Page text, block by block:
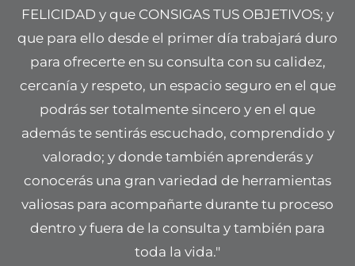
FELICIDAD y que CONSIGAS TUS OBJETIVOS; y
que para ello desde el primer día trabajará duro
para ofrecerte en su consulta con su calidez,
cercanía y respeto, un espacio seguro en el que
podrás ser totalmente sincero y en el que
además te sentirás escuchado, comprendido y
valorado; y donde también aprenderás y
conocerás una gran variedad de herramientas
valiosas para acompañarte durante tu proceso
dentro y fuera de la consulta y también para
toda la vida."